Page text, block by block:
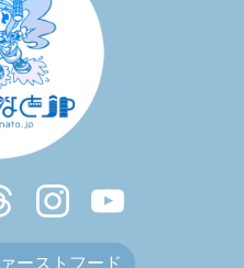
ーストフード